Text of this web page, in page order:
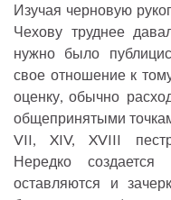
Изучая черновую
Чехову труднее
нужно было
свое отношение к
оценку, обычно
общепринятыми
VII, XIV, XVIII
Нередко создается
оставляются и